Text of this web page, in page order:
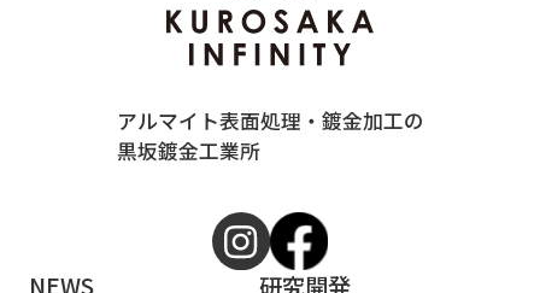
アルマイト表面処理・鍍金加工の
黒坂鍍金工業所
NEWS
研究開発